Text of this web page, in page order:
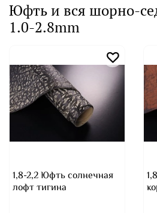
Юфть и вся шорно-
1.0-2.8mm
1,8-2,2 Юфть солнечная
лофт тигина